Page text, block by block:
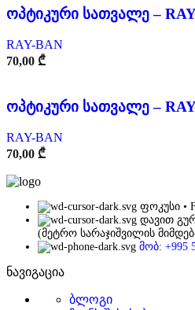
ოპტიკური სათვალე –
RAY-BAN
70,00 ₾
ოპტიკური სათვალე –
RAY-BAN
70,00 ₾
ფოკუსი •
დავით
(მეტრო სარაჯიშვილის
მობ: +995
ნავიგაცია
ბლოგი